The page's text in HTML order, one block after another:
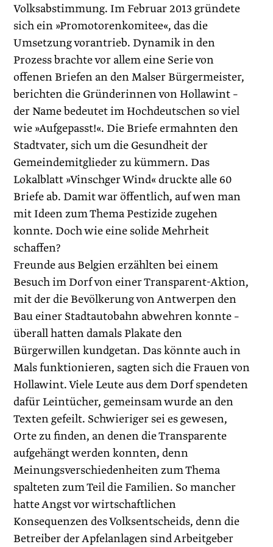
Volksabstimmung. Im Februar 2013 gründete
sich ein »Promotorenkomitee«, das die
Umsetzung vorantrieb. Dynamik in den
Prozess brachte vor allem eine Serie von
offenen Briefen an den Malser Bürgermeister,
berichten die Gründerinnen von Hollawint –
der Name bedeutet im Hochdeutschen so viel
wie »Aufgepasst!«. Die Briefe ermahnten den
Stadtvater, sich um die Gesundheit der
Gemeindemitglieder zu kümmern. Das
Lokalblatt »Vinschger Wind« druckte alle 60
Briefe ab. Damit war öffentlich, auf wen man
mit Ideen zum Thema Pestizide zugehen
konnte. Doch wie eine solide Mehrheit
schaffen?
Freunde aus Belgien erzählten bei einem
Besuch im Dorf von einer Transparent-Aktion,
mit der die Bevölkerung von Antwerpen den
Bau einer Stadtautobahn abwehren konnte –
überall hatten damals Plakate den
Bürgerwillen kundgetan. Das könnte auch in
Mals funktionieren, sagten sich die Frauen von
Hollawint. Viele Leute aus dem Dorf spendeten
dafür Leintücher, gemeinsam wurde an den
Texten gefeilt. Schwieriger sei es gewesen,
Orte zu finden, an denen die Transparente
aufgehängt werden konnten, denn
Meinungsverschiedenheiten zum Thema
spalteten zum Teil die Familien. So mancher
hatte Angst vor wirtschaftlichen
Konsequenzen des Volksentscheids, denn die
Betreiber der Apfelanlagen sind Arbeitgeber